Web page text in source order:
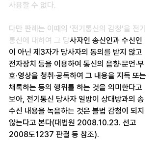
사용할 수 없다.
다만 판례는 이때의 ‘전기통신의 감청’을 전기
통신에 대하여 그 당사자인 송신인과 수신인
이 아닌 제3자가 당사자의 동의를 받지 않고
전자장치 등을 이용하여 통신의 음향·문언·부
호·영상을 청취·공독하여 그 내용을 지득 또는
채록하는 등의 행위를 하는 것을 의미한다고
보아, 전기통신 당사자 일방이 상대방과의 송
수신 내용을 녹음하는 것은 블법 감청이 되지
않는다고 본다(대법원 2008.10.23. 선고
2008도1237 판결 등 참조).